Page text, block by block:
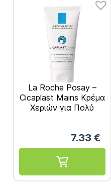
La Roche Posay –
Cicaplast Mains Κρέμα
Χεριών για Πολύ
7.33 €